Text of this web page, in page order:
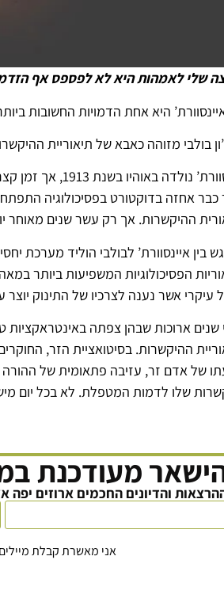
שלי לאמהות היא לא לפספס אף
היא אחת הדמויות החשובות
בולבי מזוהה כאבא של תיאוריית
כבר אחזה בדוקטורט בפסיכולוגיה
ההיקשרות. אך רק עשר שנים מאוחר
בין איינסוורת’ לבולבי הוליד מערכת
עיקרי אשר נענה לצרכיו של התינוק
שנים ארוכות שבהן צפתה באינטראקציות
ההיקשרות. בסיטואציית הזר,
של אדם זר, עזיבה פתאומית של ההורה
שלו לדמות המטפלת. לא בכל יום
מעודכנת
והדיונים החכמים ארוזים יפה
אני מאשרת קבלת